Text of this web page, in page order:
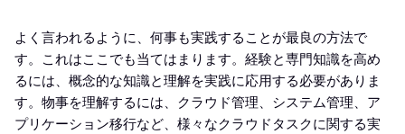
よく言われるように、何事も実践することが最良の方法で
す。これはここでも当てはまります。経験と専門知識を高め
るには、概念的な知識と理解を実践に応用する必要がありま
す。物事を理解するには、クラウド管理、システム管理、ア
プリケーション移行など、様々なクラウドタスクに関する実